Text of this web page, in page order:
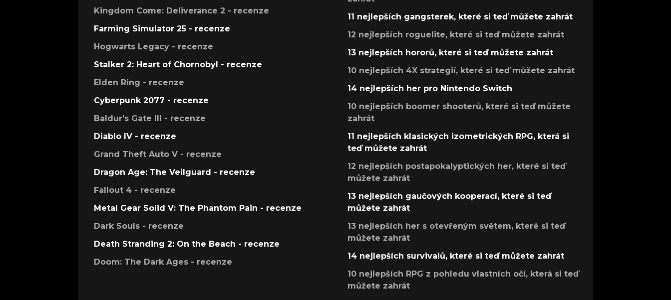
Kingdom Come: Deliverance 2 - recenze
Farming Simulator 25 - recenze
Hogwarts Legacy - recenze
Stalker 2: Heart of Chornobyl - recenze
Elden Ring - recenze
Cyberpunk 2077 - recenze
Baldur's Gate III - recenze
Diablo IV - recenze
Grand Theft Auto V - recenze
Dragon Age: The Veilguard - recenze
Fallout 4 - recenze
Metal Gear Solid V: The Phantom Pain - recenze
Dark Souls - recenze
Death Stranding 2: On the Beach - recenze
Doom: The Dark Ages - recenze
11 nejlepších gangsterek, které si teď můžete zahrát
12 nejlepších roguelite, které si teď můžete zahrát
13 nejlepších hororů, které si teď můžete zahrát
10 nejlepších 4X strategií, které si teď můžete zahrát
14 nejlepších her pro Nintendo Switch
10 nejlepších boomer shooterů, které si teď můžete
zahrát
11 nejlepších klasických izometrických RPG, která si
teď můžete zahrát
12 nejlepších postapokalyptických her, které si teď
můžete zahrát
13 nejlepších gaučových kooperací, které si teď
můžete zahrát
13 nejlepších her s otevřeným světem, které si teď
můžete zahrát
14 nejlepších survivalů, které si teď můžete zahrát
10 nejlepších RPG z pohledu vlastních očí, která si teď
můžete zahrát